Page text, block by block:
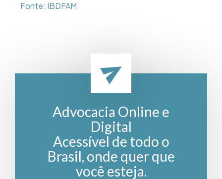
Fonte: IBDFAM
Advocacia Online e
Digital
Acessível de todo o
Brasil, onde quer que
você esteja.